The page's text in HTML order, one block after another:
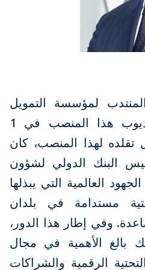
لمؤسسة التمويل
الدولية. تولى مختار ديوب هذا المنصب في 1
2021. وقبل تقلده لهذا المنصب، كان
البنك الدولي لشؤون
العالمية التي يبذلها
مستدامة في بلدان
وفي إطار هذا الدور،
بالغ الأهمية في مجال
الرقمية والشراكات